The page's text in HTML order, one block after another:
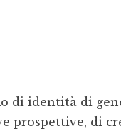
di identità di
prospettive, di